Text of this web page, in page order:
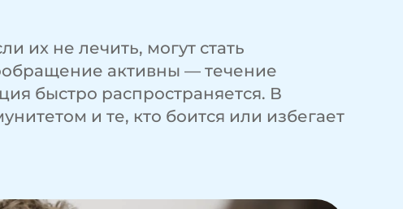
их не лечить, могут стать
активны — течение
быстро распространяется. В
и те, кто боится или избегает